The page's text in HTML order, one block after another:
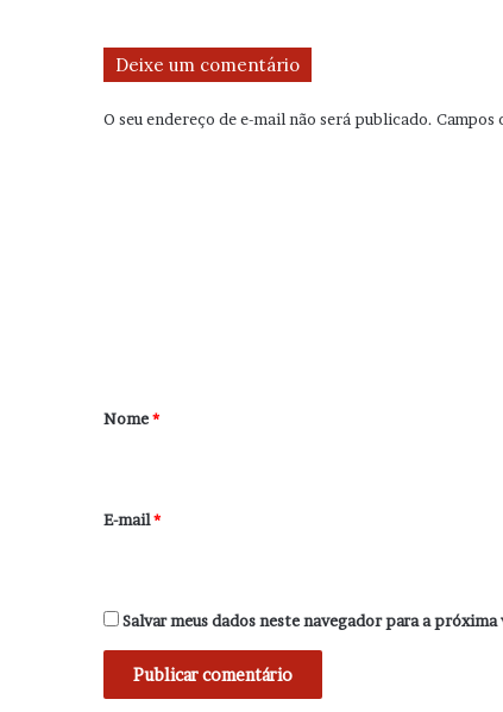
Deixe um comentário
O seu endereço de e-mail não será publicado. Campos
r
*
Nome*
E-mail*
Salvar meus dados neste navegador para a próxima